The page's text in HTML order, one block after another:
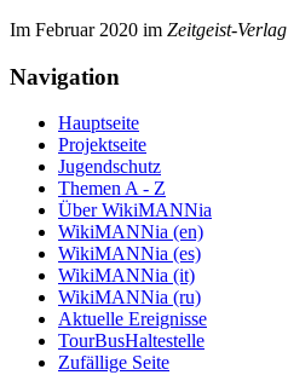
Im Februar 2020 im Zeit­geist-Verlag
Navigation
Hauptseite
Projektseite
Jugendschutz
Themen A - Z
Über WikiMANNia
WikiMANNia (en)
WikiMANNia (es)
WikiMANNia (it)
WikiMANNia (ru)
Aktuelle Ereignisse
TourBusHaltestelle
Zufällige Seite